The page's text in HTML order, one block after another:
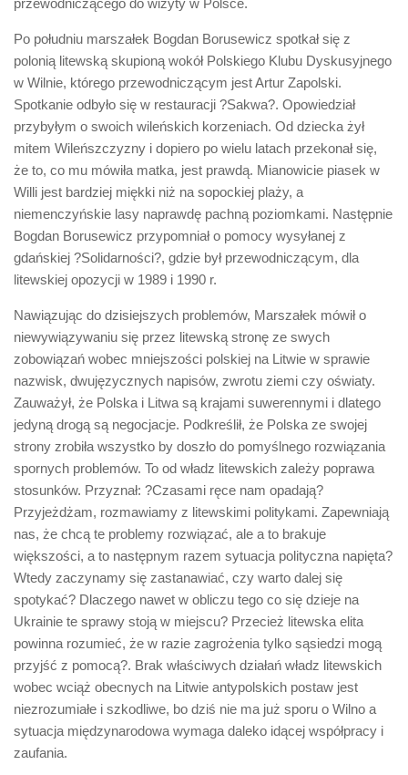
przewodniczącego do wizyty w Polsce.
Po południu marszałek Bogdan Borusewicz spotkał się z
polonią litewską skupioną wokół Polskiego Klubu Dyskusyjnego
w Wilnie, którego przewodniczącym jest Artur Zapolski.
Spotkanie odbyło się w restauracji ?Sakwa?. Opowiedział
przybyłym o swoich wileńskich korzeniach. Od dziecka żył
mitem Wileńszczyzny i dopiero po wielu latach przekonał się,
że to, co mu mówiła matka, jest prawdą. Mianowicie piasek w
Willi jest bardziej miękki niż na sopockiej plaży, a
niemenczyńskie lasy naprawdę pachną poziomkami. Następnie
Bogdan Borusewicz przypomniał o pomocy wysyłanej z
gdańskiej ?Solidarności?, gdzie był przewodniczącym, dla
litewskiej opozycji w 1989 i 1990 r.
Nawiązując do dzisiejszych problemów, Marszałek mówił o
niewywiązywaniu się przez litewską stronę ze swych
zobowiązań wobec mniejszości polskiej na Litwie w sprawie
nazwisk, dwujęzycznych napisów, zwrotu ziemi czy oświaty.
Zauważył, że Polska i Litwa są krajami suwerennymi i dlatego
jedyną drogą są negocjacje. Podkreślił, że Polska ze swojej
strony zrobiła wszystko by doszło do pomyślnego rozwiązania
spornych problemów. To od władz litewskich zależy poprawa
stosunków. Przyznał: ?Czasami ręce nam opadają?
Przyjeżdżam, rozmawiamy z litewskimi politykami. Zapewniają
nas, że chcą te problemy rozwiązać, ale a to brakuje
większości, a to następnym razem sytuacja polityczna napięta?
Wtedy zaczynamy się zastanawiać, czy warto dalej się
spotykać? Dlaczego nawet w obliczu tego co się dzieje na
Ukrainie te sprawy stoją w miejscu? Przecież litewska elita
powinna rozumieć, że w razie zagrożenia tylko sąsiedzi mogą
przyjść z pomocą?. Brak właściwych działań władz litewskich
wobec wciąż obecnych na Litwie antypolskich postaw jest
niezrozumiałe i szkodliwe, bo dziś nie ma już sporu o Wilno a
sytuacja międzynarodowa wymaga daleko idącej współpracy i
zaufania.